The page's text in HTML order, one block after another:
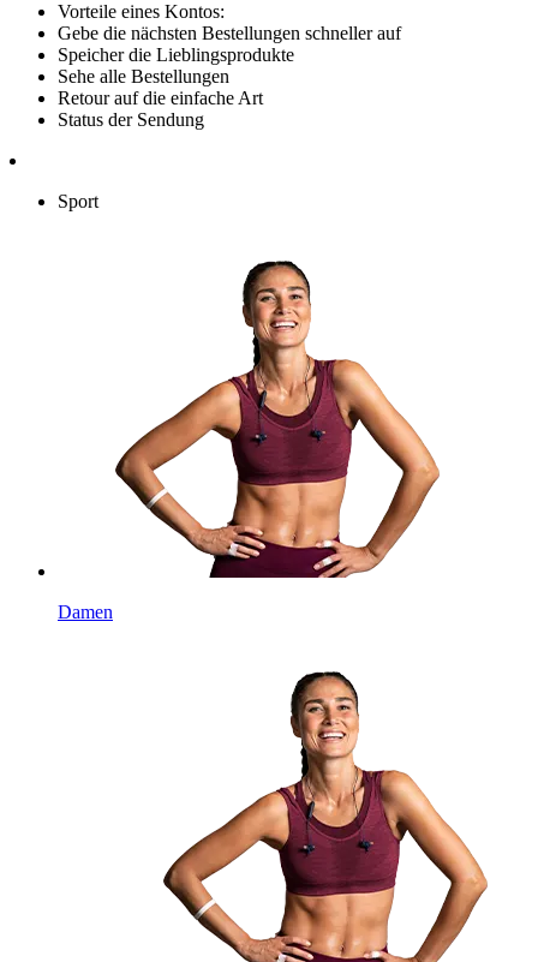
Vorteile eines Kontos:
Gebe die nächsten Bestellungen schneller auf
Speicher die Lieblingsprodukte
Sehe alle Bestellungen
Retour auf die einfache Art
Status der Sendung
Sport
Damen